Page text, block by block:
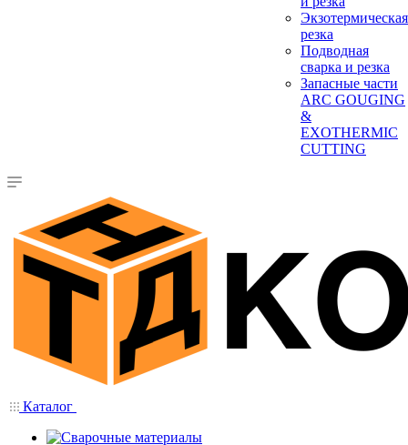
Экзотермическая
резка
Подводная
сварка и резка
Запасные части
ARC GOUGING
&
EXOTHERMIC
CUTTING
Каталог